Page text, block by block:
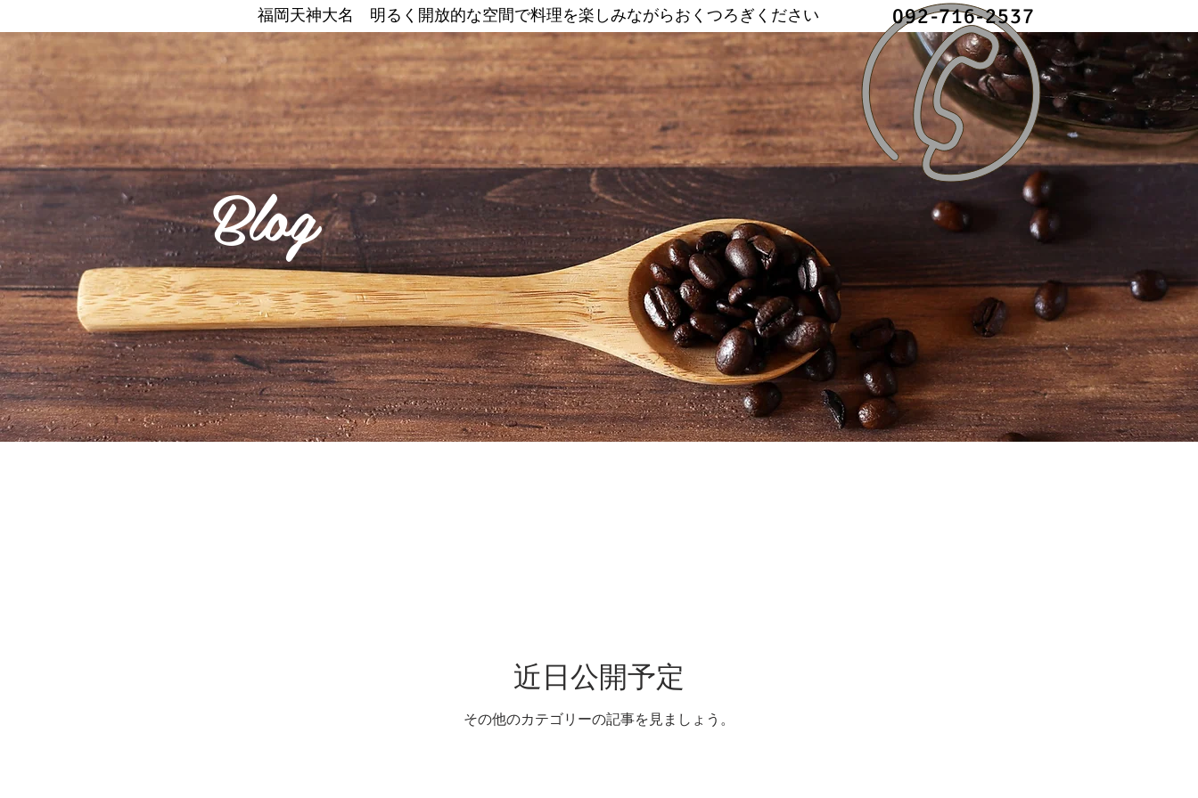
​福岡天神大名 明るく開放的な空間で料理を楽しみながらおくつろぎください 092-716-2537
Blog
近日公開予定
その他のカテゴリーの記事を見ましょう。